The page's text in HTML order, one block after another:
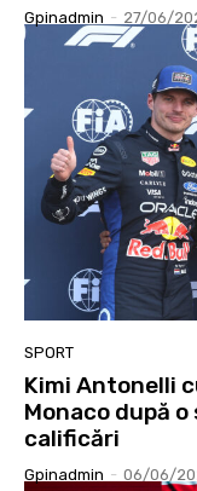
Gpinadmin - 27/06/
SPORT
Kimi Antonelli
Monaco după
calificări
Gpinadmin - 06/06/